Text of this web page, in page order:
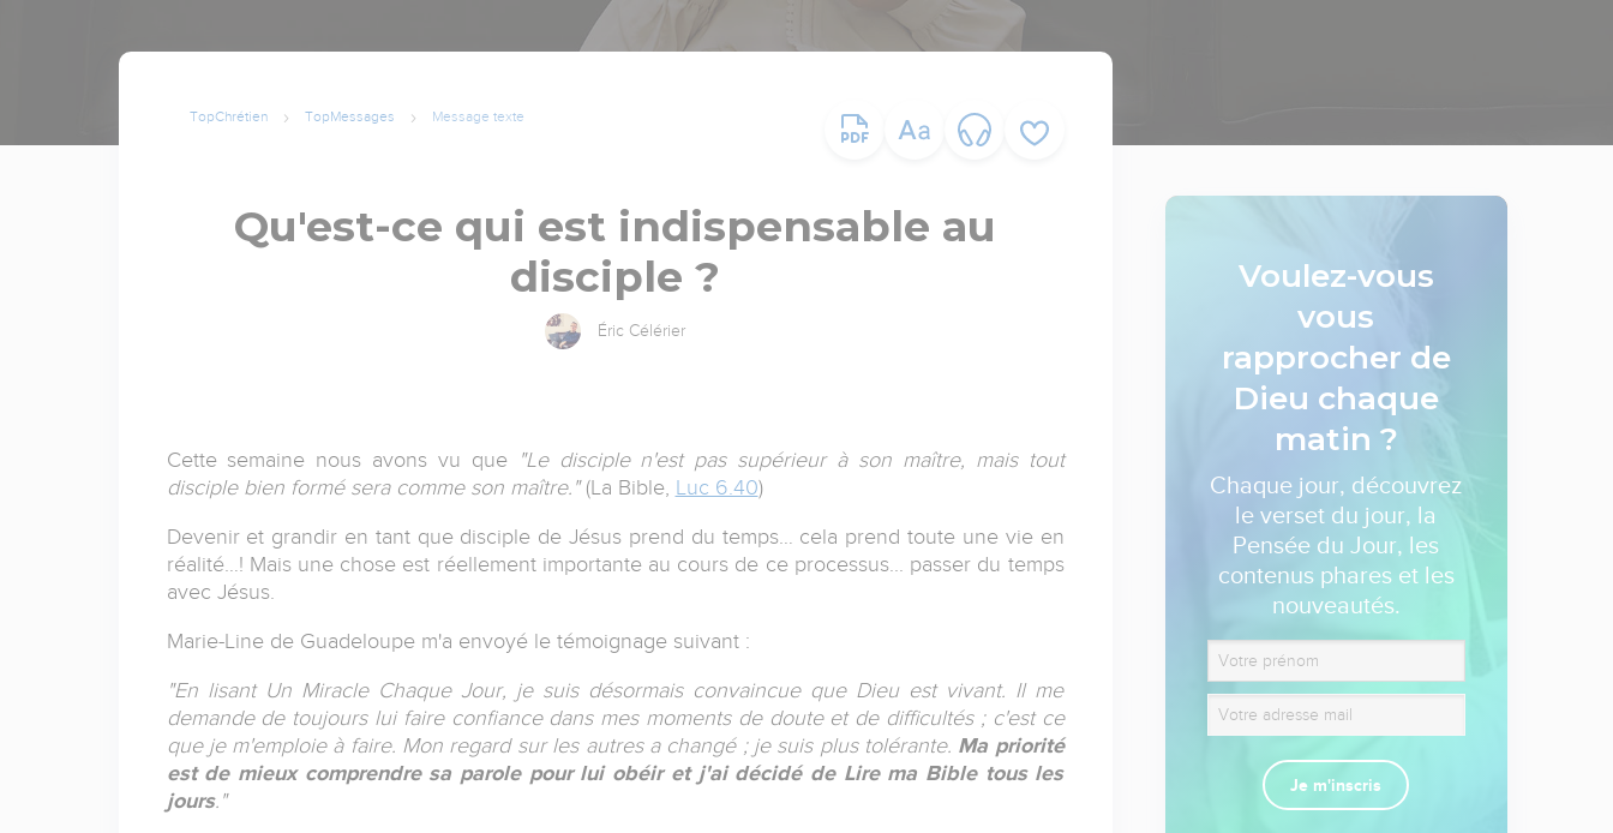
TopChrétien TopMessages Message texte
Qu'est-ce qui est indispensable au
disciple ?
Éric Célérier
Cette semaine nous avons vu que "Le disciple n'est pas supérieur à son maître, mais tout
disciple bien formé sera comme son maître."(La Bible, Luc 6.40)
Devenir et grandir en tant que disciple de Jésus prend du temps… cela prend toute une vie en
réalité…! Mais une chose est réellement importante au cours de ce processus... passer du temps
avec Jésus.
Marie-Line de Guadeloupe m'a envoyé le témoignage suivant :
"En lisant Un Miracle Chaque Jour, je suis désormais convaincue que Dieu est vivant. Il me
demande de toujours lui faire confiance dans mes moments de doute et de difficultés ; c'est ce
que je m'emploie à faire. Mon regard sur les autres a changé ; je suis plus tolérante. Ma priorité
est de mieux comprendre sa parole pour lui obéir et j'ai décidé de Lire ma Bible tous les
jours."
Voulez-vous
vous
rapprocher de
Dieu chaque
matin ?
Chaque jour, découvrez
le verset du jour, la
Pensée du Jour, les
contenus phares et les
nouveautés.
Je m'inscris